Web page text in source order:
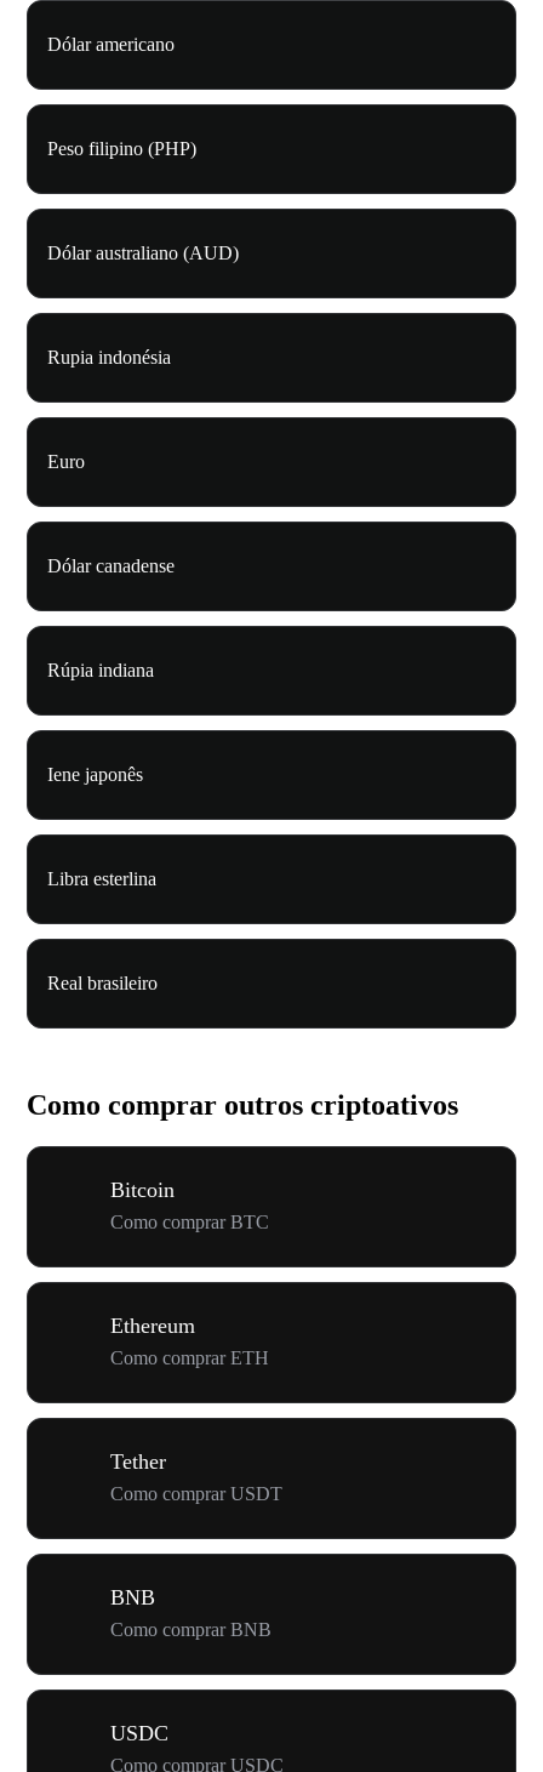
Dólar americano
Peso filipino (PHP)
Dólar australiano (AUD)
Rupia indonésia
Euro
Dólar canadense
Rúpia indiana
Iene japonês
Libra esterlina
Real brasileiro
Como comprar outros criptoativos
Bitcoin
Como comprar BTC
Ethereum
Como comprar ETH
Tether
Como comprar USDT
BNB
Como comprar BNB
USDC
Como comprar USDC